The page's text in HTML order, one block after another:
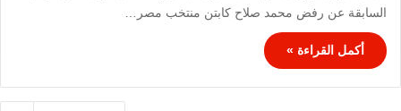
السابقة عن رفض محمد صلاح كابتن منتخب مصر…
أكمل القراءة »